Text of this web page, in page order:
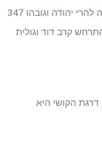
יהודה המקשר בין אזור השפלה להרי יהודה וגובהו 347
קרב דוד וגולית
ואורכו כ 22 ק"מ. דרגת הקושי היא